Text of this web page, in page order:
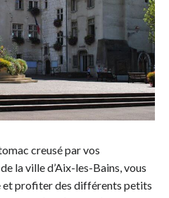
creusé par vos
la ville d’Aix-les-Bains, vous
et profiter des différents petits